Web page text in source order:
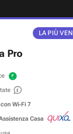
LA PIÙ
Pro
Wi‑Fi 7
Casa